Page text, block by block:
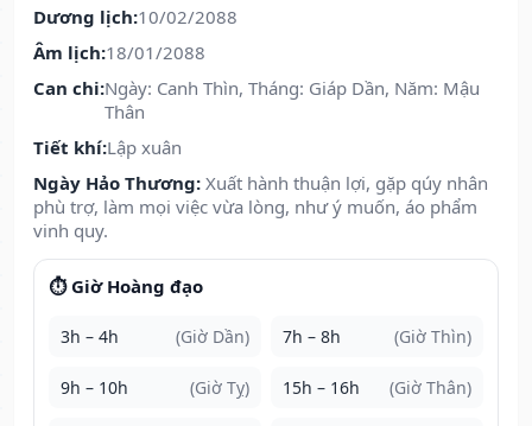
Dương lịch:10/02/2088
Âm lịch:18/01/2088
Can chi:Ngày: Canh Thìn, Tháng: Giáp Dần, Năm: Mậu
Thân
Tiết khí:Lập xuân
Ngày Hảo Thương: Xuất hành thuận lợi, gặp qúy nhân
phù trợ, làm mọi việc vừa lòng, như ý muốn, áo phẩm
vinh quy.
⏱️ Giờ Hoàng đạo
3h – 4h (Giờ Dần) 7h – 8h (Giờ Thìn)
9h – 10h (Giờ Tỵ) 15h – 16h (Giờ Thân)